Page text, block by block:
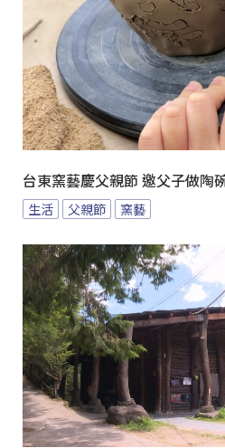
台東窯藝慶父親節 邀父子做陶
生活 父親節 窯藝